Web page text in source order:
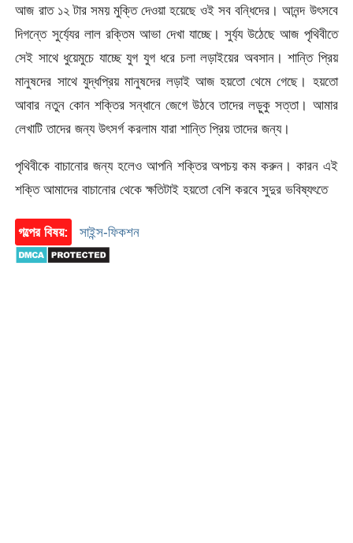
আজ রাত ১২ টার সময় মুক্তি দেওয়া হয়েছে ওই সব বন্ধিদের। আনন্দ উৎসবে
দিগন্তে সুর্য্যের লাল রক্তিম আভা দেখা যাচ্ছে। সুর্য্য উঠেছে আজ পৃথিবীতে
সেই সাথে ধুয়েমুচে যাচ্ছে যুগ যুগ ধরে চলা লড়াইয়ের অবসান। শান্তি প্রিয়
মানুষদের সাথে যুদ্ধপ্রিয় মানুষদের লড়াই আজ হয়তো থেমে গেছে। হয়তো
আবার নতুন কোন শক্তির সন্ধানে জেগে উঠবে তাদের লড়ুকু সত্তা। আমার
লেখাটি তাদের জন্য উৎসর্গ করলাম যারা শান্তি প্রিয় তাদের জন্য।
পৃথিবীকে বাচানোর জন্য হলেও আপনি শক্তির অপচয় কম করুন। কারন এই
শক্তি আমাদের বাচানোর থেকে ক্ষতিটাই হয়তো বেশি করবে সুদুর ভবিষ্যৎতে
গল্পের বিষয়: সাইন্স-ফিকশন